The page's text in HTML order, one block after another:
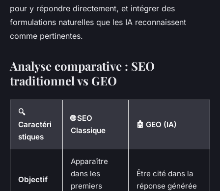
pour y répondre directement, et intégrer des
formulations naturelles que les IA reconnaissent
comme pertinentes.
Analyse comparative : SEO
traditionnel vs GEO
🔍
Caractéri
stiques
🌐 SEO
Classique
🤖 GEO (IA)
Objectif
Apparaître
dans les
premiers
Être cité dans la
réponse générée